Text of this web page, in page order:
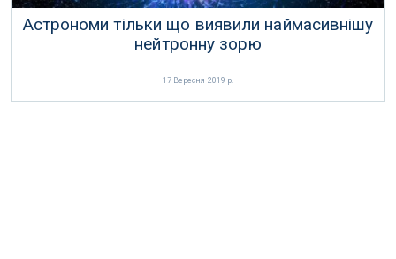
Астрономи тільки що виявили наймасивнішу
нейтронну зорю
17 Вересня 2019 р.